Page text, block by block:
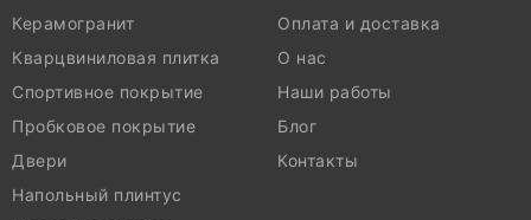
Керамогранит
Кварцвиниловая плитка
Спортивное покрытие
Пробковое покрытие
Двери
Напольный плинтус
Оплата и доставка
О нас
Наши работы
Блог
Контакты